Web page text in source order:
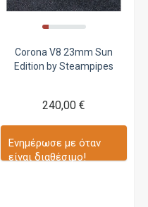
Corona V8 23mm Sun
Edition by Steampipes
240,00 €
Ενημέρωσε με όταν
είναι διαθέσιμο!